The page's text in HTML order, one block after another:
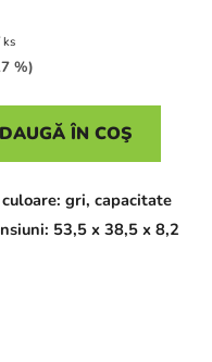
ks
%)
ÎN COŞ
gri, capacitate
53,5 x 38,5 x 8,2